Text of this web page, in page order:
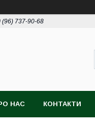
(96) 737-90-68
НАС КОНТАКТИ